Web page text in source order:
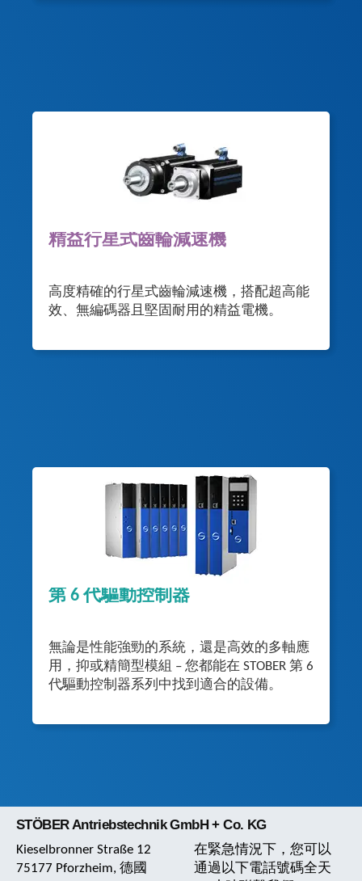
精益行星式齒輪減速機
高度精確的行星式齒輪減速機，搭配超高能
效、無編碼器且堅固耐用的精益電機。
第 6 代驅動控制器
無論是性能強勁的系統，還是高效的多軸應
用，抑或精簡型模組 – 您都能在 STOBER 第 6
代驅動控制器系列中找到適合的設備。
STÖBER Antriebstechnik GmbH + Co. KG
Kieselbronner Straße 12
75177 Pforzheim, 德國
在緊急情況下，您可以
通過以下電話號碼全天